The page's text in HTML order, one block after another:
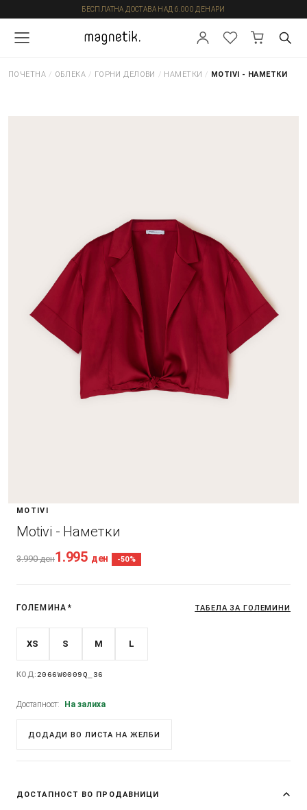
БЕСПЛАТНА ДОСТАВА НАД 6.000 ДЕНАРИ
ПОЧЕТНА / ОБЛЕКА / ГОРНИ ДЕЛОВИ / НАМЕТКИ / MOTIVI - НАМЕТКИ
MOTIVI
Motivi - Наметки
3.990ден1.995 ден -50%
ГОЛЕМИНА * ТАБЕЛА ЗА ГОЛЕМИНИ
XS S M L
КОД:2066W0009Q_36
Достапност: На залиха
ДОДАДИ ВО ЛИСТА НА ЖЕЛБИ
ДОСТАПНОСТ ВО ПРОДАВНИЦИ